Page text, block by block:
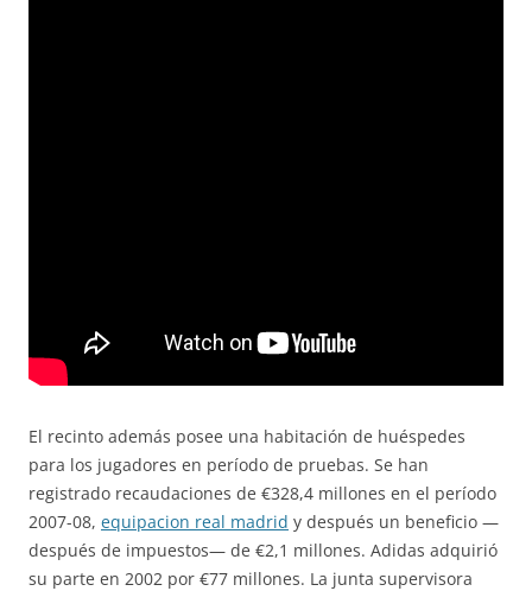
El recinto además posee una habitación de huéspedes
para los jugadores en período de pruebas. Se han
registrado recaudaciones de €328,4 millones en el período
2007-08, equipacion real madrid y después un beneficio —
después de impuestos— de €2,1 millones. Adidas adquirió
su parte en 2002 por €77 millones. La junta supervisora